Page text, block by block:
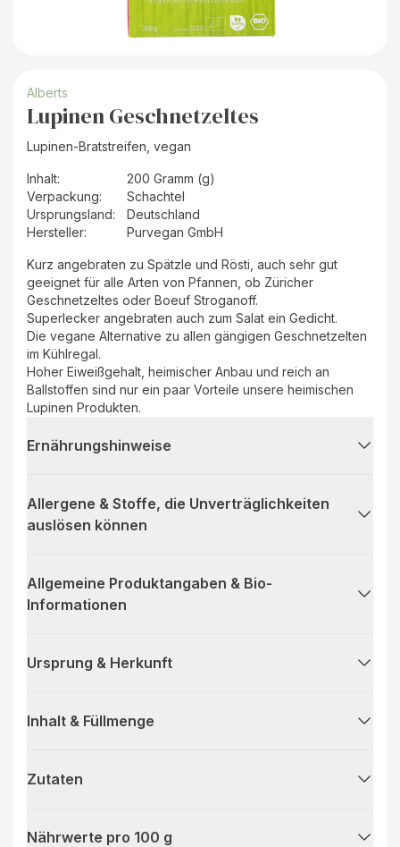
Alberts
Lupinen Geschnetzeltes
Lupinen-Bratstreifen, vegan
Inhalt:
200 Gramm (g)
Verpackung:
Schachtel
Ursprungsland:
Deutschland
Hersteller: Purvegan GmbH
Kurz angebraten zu Spätzle und Rösti, auch sehr gut
geeignet für alle Arten von Pfannen, ob Züricher
Geschnetzeltes oder Boeuf Stroganoff.
Superlecker angebraten auch zum Salat ein Gedicht.
Die vegane Alternative zu allen gängigen Geschnetzelten
im Kühlregal.
Hoher Eiweißgehalt, heimischer Anbau und reich an
Ballstoffen sind nur ein paar Vorteile unsere heimischen
Lupinen Produkten.
Ernährungshinweise
Allergene & Stoffe, die Unverträglichkeiten
auslösen können
Allgemeine Produktangaben & Bio-
Informationen
Ursprung & Herkunft
Inhalt & Füllmenge
Zutaten
Nährwerte pro 100 g